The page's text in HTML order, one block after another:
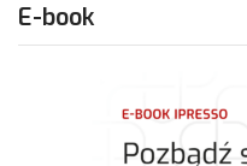
E-book